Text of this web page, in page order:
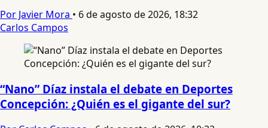
Por Javier Mora • 6 de agosto de 2026, 18:32
Carlos Campos
“Nano” Díaz instala el debate en Deportes
Concepción: ¿Quién es el gigante del sur?